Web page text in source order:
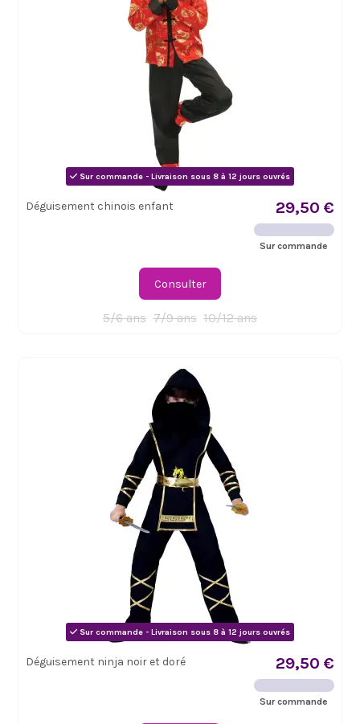
Sur commande - Livraison sous 8 à 12 jours ouvrés
Déguisement chinois enfant 29,50 €
Sur commande
Consulter
5/6 ans 7/9 ans 10/12 ans
Sur commande - Livraison sous 8 à 12 jours ouvrés
Déguisement ninja noir et doré 29,50 €
Sur commande